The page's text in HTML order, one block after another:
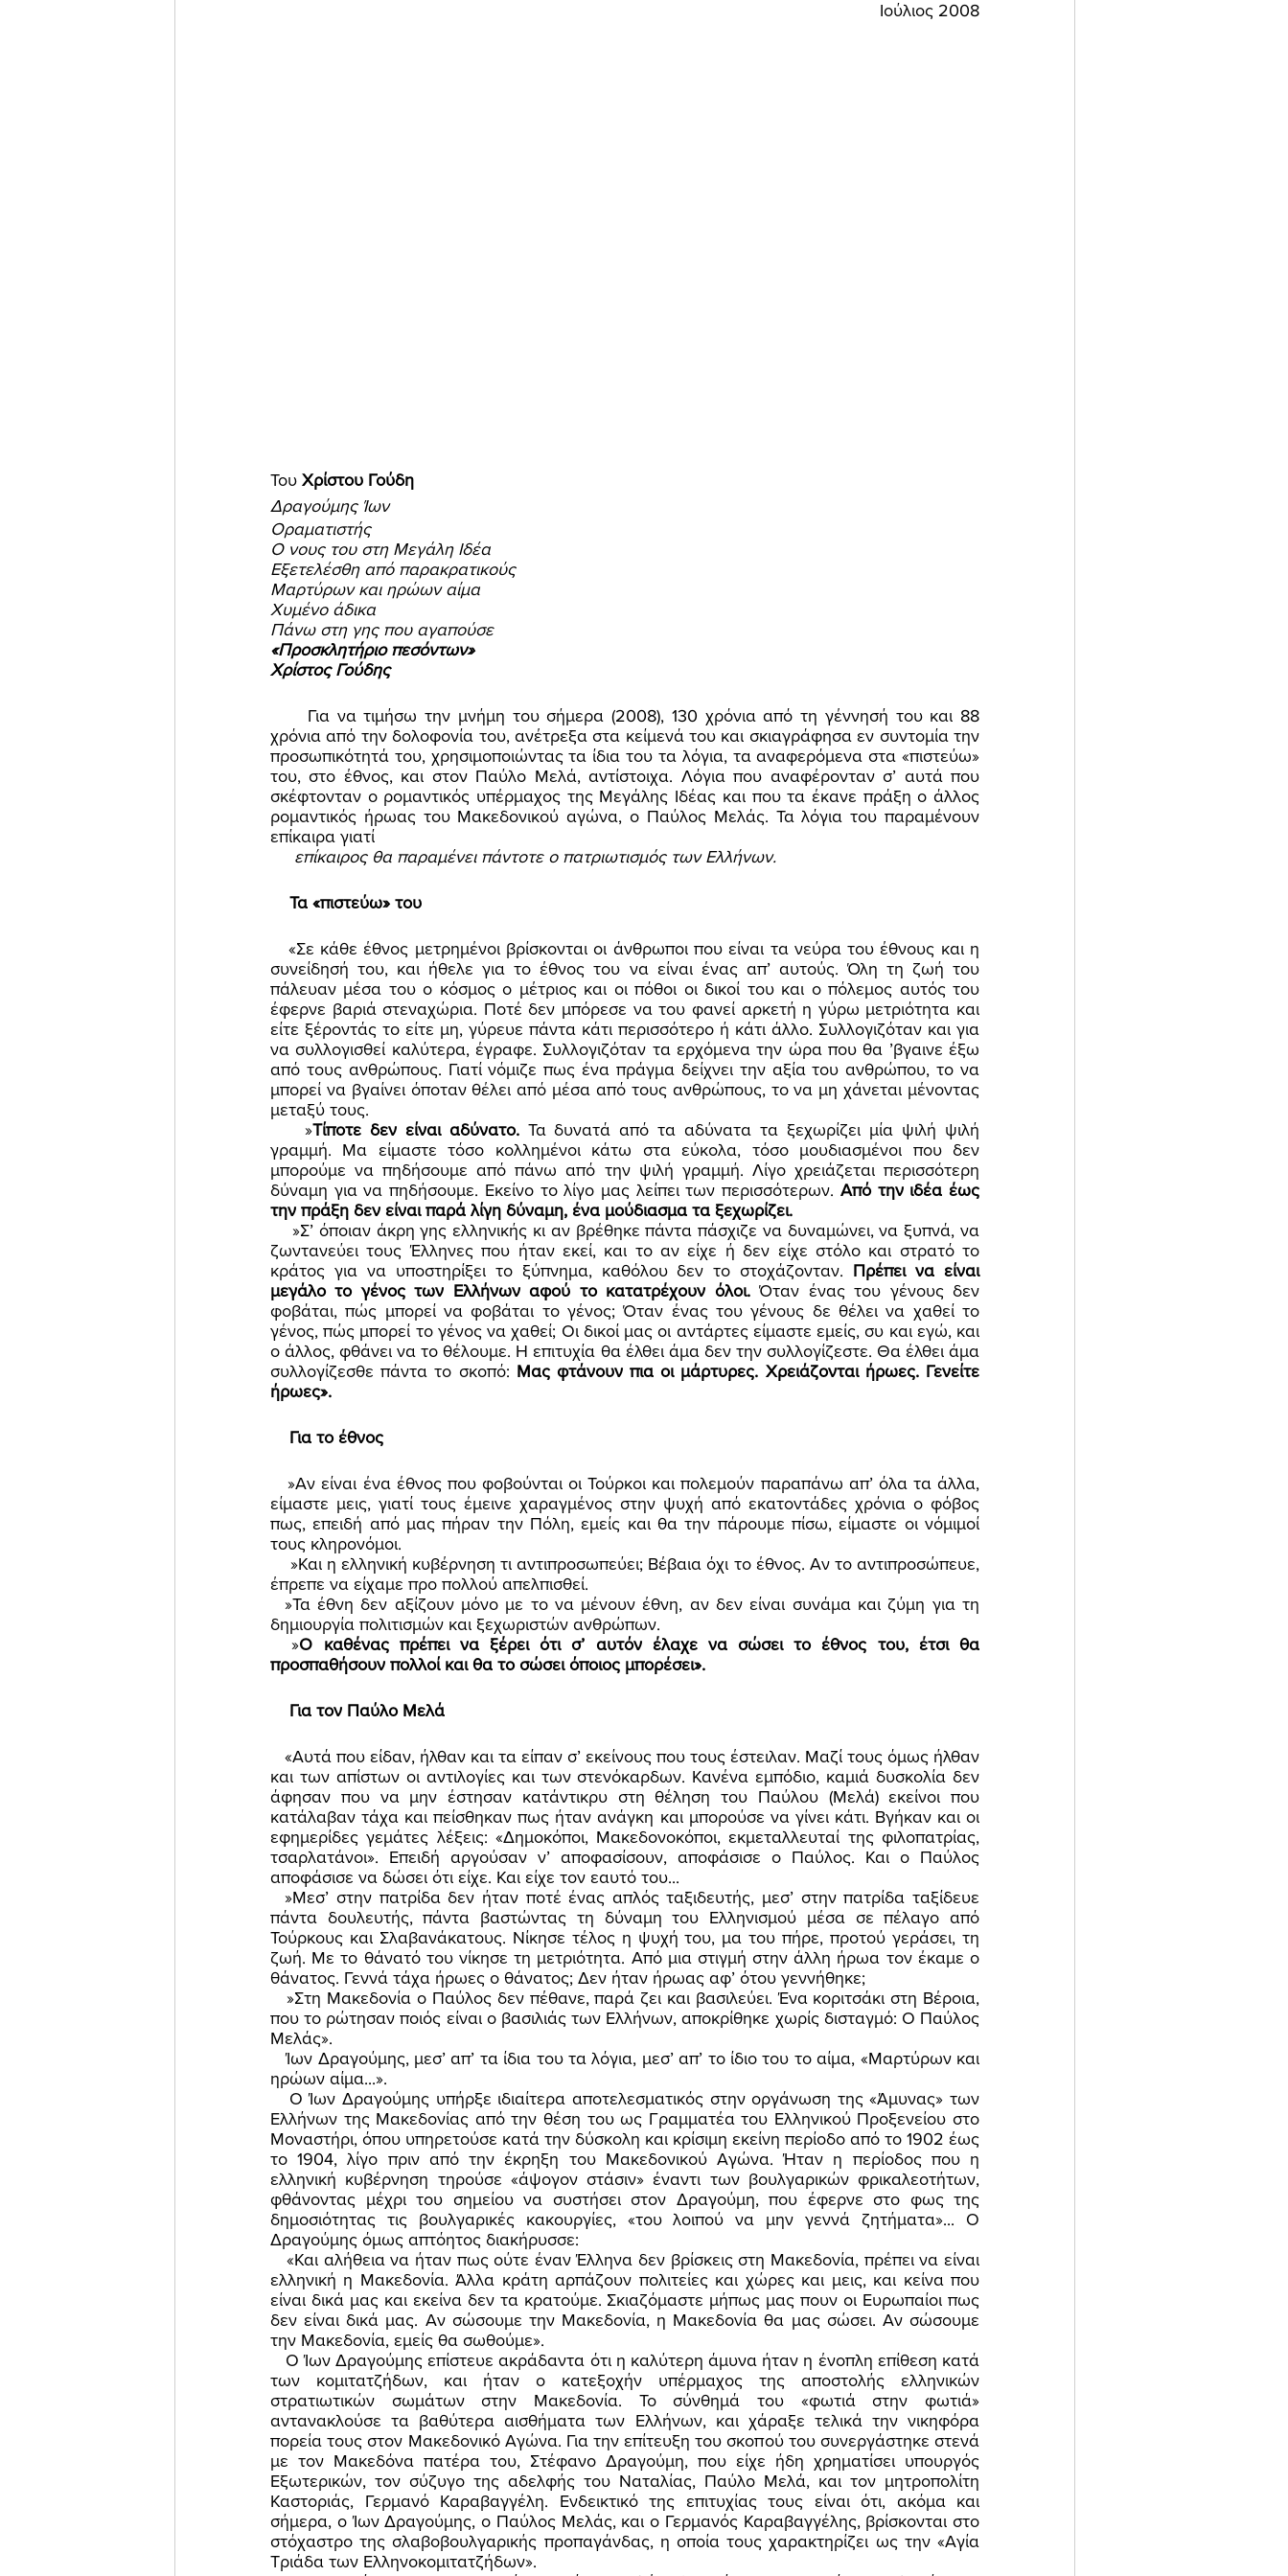
Ιούλιος 2008
Του Χρίστου Γούδη
Δραγούμης Ίων
Οραματιστής
Ο νους του στη Μεγάλη Ιδέα
Εξετελέσθη από παρακρατικούς
Μαρτύρων και ηρώων αίμα
Χυμένο άδικα
Πάνω στη γης που αγαπούσε
«Προσκλητήριο πεσόντων»
Χρίστος Γούδης
χρόνια από την δολοφονία του, ανέτρεξα στα κείμενά του και σκιαγράφησα εν συντομία την
προσωπικότητά του, χρησιμοποιώντας τα ίδια του τα λόγια, τα αναφερόμενα στα «πιστεύω»
του, στο έθνος, και στον Παύλο Μελά, αντίστοιχα. Λόγια που αναφέρονταν σ’ αυτά που
σκέφτονταν ο ρομαντικός υπέρμαχος της Μεγάλης Ιδέας και που τα έκανε πράξη ο άλλος
ρομαντικός ήρωας του Μακεδονικού αγώνα, ο Παύλος Μελάς. Τα λόγια του παραμένουν
επίκαιρα γιατί
     επίκαιρος θα παραμένει πάντοτε ο πατριωτισμός των Ελλήνων.
    Τα «πιστεύω» του
συνείδησή του, και ήθελε για το έθνος του να είναι ένας απ’ αυτούς. Όλη τη ζωή του
πάλευαν μέσα του ο κόσμος ο μέτριος και οι πόθοι οι δικοί του και ο πόλεμος αυτός του
έφερνε βαριά στεναχώρια. Ποτέ δεν μπόρεσε να του φανεί αρκετή η γύρω μετριότητα και
είτε ξέροντάς το είτε μη, γύρευε πάντα κάτι περισσότερο ή κάτι άλλο. Συλλογιζόταν και για
να συλλογισθεί καλύτερα, έγραφε. Συλλογιζόταν τα ερχόμενα την ώρα που θα ’βγαινε έξω
από τους ανθρώπους. Γιατί νόμιζε πως ένα πράγμα δείχνει την αξία του ανθρώπου, το να
μπορεί να βγαίνει όποταν θέλει από μέσα από τους ανθρώπους, το να μη χάνεται μένοντας
μεταξύ τους.
    »
Τίποτε δεν είναι αδύνατο. Τα δυνατά από τα αδύνατα τα ξεχωρίζει μία ψιλή ψιλή
γραμμή. Μα είμαστε τόσο κολλημένοι κάτω στα εύκολα, τόσο μουδιασμένοι που δεν
μπορούμε να πηδήσουμε από πάνω από την ψιλή γραμμή. Λίγο χρειάζεται περισσότερη
δύναμη για να πηδήσουμε. Εκείνο το λίγο μας λείπει των περισσότερων. Από την ιδέα έως
την πράξη δεν είναι παρά λίγη δύναμη, ένα μούδιασμα τα ξεχωρίζει.
    »Σ’ όποιαν άκρη γης ελληνικής κι αν βρέθηκε πάντα πάσχιζε να δυναμώνει, να ξυπνά, να
ζωντανεύει τους Έλληνες που ήταν εκεί, και το αν είχε ή δεν είχε στόλο και στρατό το
κράτος για να υποστηρίξει το ξύπνημα, καθόλου δεν το στοχάζονταν. Πρέπει να είναι
μεγάλο το γένος των Ελλήνων αφού το κατατρέχουν όλοι. Όταν ένας του γένους δεν
φοβάται, πώς μπορεί να φοβάται το γένος; Όταν ένας του γένους δε θέλει να χαθεί το
γένος, πώς μπορεί το γένος να χαθεί; Οι δικοί μας οι αντάρτες είμαστε εμείς, συ και εγώ, και
ο άλλος, φθάνει να το θέλουμε. Η επιτυχία θα έλθει άμα δεν την συλλογίζεστε. Θα έλθει άμα
συλλογίζεσθε πάντα το σκοπό: Μας φτάνουν πια οι μάρτυρες. Χρειάζονται ήρωες. Γενείτε
ήρωες».
    Για το έθνος
   »Αν είναι ένα έθνος που φοβούνται οι Τούρκοι και πολεμούν παραπάνω απ’ όλα τα άλλα,
είμαστε μεις, γιατί τους έμεινε χαραγμένος στην ψυχή από εκατοντάδες χρόνια ο φόβος
πως, επειδή από μας πήραν την Πόλη, εμείς και θα την πάρουμε πίσω, είμαστε οι νόμιμοί
τους κληρονόμοι.
έπρεπε να είχαμε προ πολλού απελπισθεί.
δημιουργία πολιτισμών και ξεχωριστών ανθρώπων.
  »
Ο καθένας πρέπει να ξέρει ότι σ’ αυτόν έλαχε να σώσει το έθνος του, έτσι θα
προσπαθήσουν πολλοί και θα το σώσει όποιος μπορέσει».
    Για τον Παύλο Μελά
και των απίστων οι αντιλογίες και των στενόκαρδων. Κανένα εμπόδιο, καμιά δυσκολία δεν
άφησαν που να μην έστησαν κατάντικρυ στη θέληση του Παύλου (Μελά) εκείνοι που
κατάλαβαν τάχα και πείσθηκαν πως ήταν ανάγκη και μπορούσε να γίνει κάτι. Βγήκαν και οι
εφημερίδες γεμάτες λέξεις: «Δημοκόποι, Μακεδονοκόποι, εκμεταλλευταί της φιλοπατρίας,
τσαρλατάνοι». Επειδή αργούσαν ν’ αποφασίσουν, αποφάσισε ο Παύλος. Και ο Παύλος
αποφάσισε να δώσει ότι είχε. Και είχε τον εαυτό του...
  »Μεσ’ στην πατρίδα δεν ήταν ποτέ ένας απλός ταξιδευτής, μεσ’ στην πατρίδα ταξίδευε
πάντα δουλευτής, πάντα βαστώντας τη δύναμη του Ελληνισμού μέσα σε πέλαγο από
Τούρκους και Σλαβανάκατους. Νίκησε τέλος η ψυχή του, μα του πήρε, προτού γεράσει, τη
ζωή. Με το θάνατό του νίκησε τη μετριότητα. Από μια στιγμή στην άλλη ήρωα τον έκαμε ο
θάνατος. Γεννά τάχα ήρωες ο θάνατος; Δεν ήταν ήρωας αφ’ ότου γεννήθηκε;
   »Στη Μακεδονία ο Παύλος δεν πέθανε, παρά ζει και βασιλεύει. Ένα κοριτσάκι στη Βέροια,
που το ρώτησαν ποιός είναι ο βασιλιάς των Ελλήνων, αποκρίθηκε χωρίς δισταγμό: Ο Παύλος
Μελάς».
   Ίων Δραγούμης, μεσ’ απ’ τα ίδια του τα λόγια, μεσ’ απ’ το ίδιο του το αίμα, «Μαρτύρων και
ηρώων αίμα...».
Ελλήνων της Μακεδονίας από την θέση του ως Γραμματέα του Ελληνικού Προξενείου στο
Μοναστήρι, όπου υπηρετούσε κατά την δύσκολη και κρίσιμη εκείνη περίοδο από το 1902 έως
το 1904, λίγο πριν από την έκρηξη του Μακεδονικού Αγώνα. Ήταν η περίοδος που η
ελληνική κυβέρνηση τηρούσε «άψογον στάσιν» έναντι των βουλγαρικών φρικαλεοτήτων,
φθάνοντας μέχρι του σημείου να συστήσει στον Δραγούμη, που έφερνε στο φως της
δημοσιότητας τις βουλγαρικές κακουργίες, «του λοιπού να μην γεννά ζητήματα»... Ο
Δραγούμης όμως απτόητος διακήρυσσε:
ελληνική η Μακεδονία. Άλλα κράτη αρπάζουν πολιτείες και χώρες και μεις, και κείνα που
είναι δικά μας και εκείνα δεν τα κρατούμε. Σκιαζόμαστε μήπως μας πουν οι Ευρωπαίοι πως
δεν είναι δικά μας. Αν σώσουμε την Μακεδονία, η Μακεδονία θα μας σώσει. Αν σώσουμε
την Μακεδονία, εμείς θα σωθούμε».
των κομιτατζήδων, και ήταν ο κατεξοχήν υπέρμαχος της αποστολής ελληνικών
στρατιωτικών σωμάτων στην Μακεδονία. Το σύνθημά του «φωτιά στην φωτιά»
αντανακλούσε τα βαθύτερα αισθήματα των Ελλήνων, και χάραξε τελικά την νικηφόρα
πορεία τους στον Μακεδονικό Αγώνα. Για την επίτευξη του σκοπού του συνεργάστηκε στενά
με τον Μακεδόνα πατέρα του, Στέφανο Δραγούμη, που είχε ήδη χρηματίσει υπουργός
Εξωτερικών, τον σύζυγο της αδελφής του Ναταλίας, Παύλο Μελά, και τον μητροπολίτη
Καστοριάς, Γερμανό Καραβαγγέλη. Ενδεικτικό της επιτυχίας τους είναι ότι, ακόμα και
σήμερα, ο Ίων Δραγούμης, ο Παύλος Μελάς, και ο Γερμανός Καραβαγγέλης, βρίσκονται στο
στόχαστρο της σλαβοβουλγαρικής προπαγάνδας, η οποία τους χαρακτηρίζει ως την «Αγία
Τριάδα των Ελληνοκομιτατζήδων».